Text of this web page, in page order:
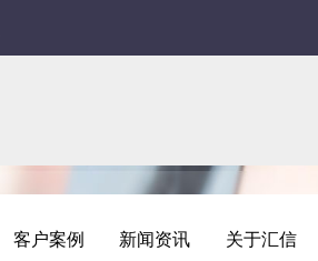
客户案例 新闻资讯 关于汇信